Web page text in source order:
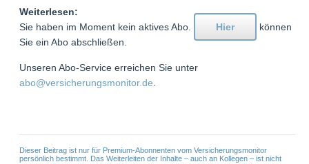
Weiterlesen:
Sie haben im Moment kein aktives Abo.
Hier
können
Sie ein Abo abschließen.
Unseren Abo-Service erreichen Sie unter
abo@versicherungsmonitor.de
Dieser Beitrag ist nur für Premium-Abonnenten vom Versicherungsmonitor
persönlich bestimmt. Das Weiterleiten der Inhalte – auch an Kollegen – ist nicht